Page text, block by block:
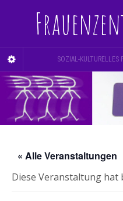
SOZIAL-KULTURELLES
« Alle Veranstaltungen
Diese Veranstaltung